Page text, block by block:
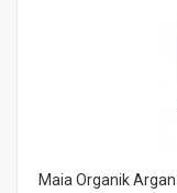
Maia Organik Argan